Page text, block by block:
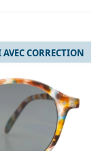
AVEC CORRECTION